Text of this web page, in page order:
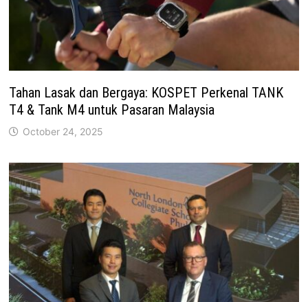
Tahan Lasak dan Bergaya: KOSPET Perkenal TANK
T4 & Tank M4 untuk Pasaran Malaysia
October 24, 2025